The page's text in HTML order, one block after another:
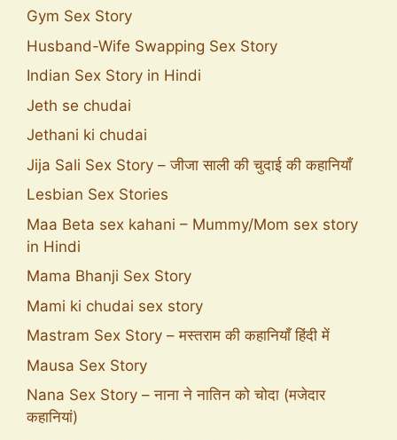
Gym Sex Story
Husband-Wife Swapping Sex Story
Indian Sex Story in Hindi
Jeth se chudai
Jethani ki chudai
Jija Sali Sex Story – जीजा साली की चुदाई की कहानियाँ
Lesbian Sex Stories
Maa Beta sex kahani – Mummy/Mom sex story
in Hindi
Mama Bhanji Sex Story
Mami ki chudai sex story
Mastram Sex Story – मस्तराम की कहानियाँ हिंदी में
Mausa Sex Story
Nana Sex Story – नाना ने नातिन को चोदा (मजेदार
कहानियां)